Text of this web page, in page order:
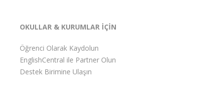
OKULLAR & KURUMLAR İÇİN
Öğrenci Olarak Kaydolun
EnglishCentral ile Partner Olun
Destek Birimine Ulaşın